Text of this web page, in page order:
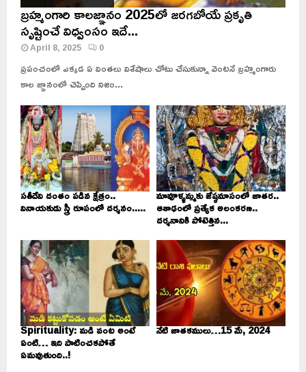
బ్రహ్మంగారి కాలజ్ఞానం 2025లో జరగబోయే ప్రకృతి
సృష్టించే విధ్వంసం ఇదే...
April 8, 2025 0
ప్రపంచంలో ఎక్కడ ఏ వింతలు విశేషాలు చోటు చేసుకున్నా వెంటనే బ్రహ్మంగారు
కాల జ్ఞానంలో చెప్పింది నిజం...
సతీదేవి దంతం పడిన క్షేత్రం..
వినాయకుడు స్త్రీ రూపంలో దర్శనం.....
మావూళ్ళమ్మకు జేష్ఠమాసంలో జాతర..
ఆశాఢంలో ప్రత్యేక అలంకరణ..
దర్శనానికి పోటెత్తిన...
Spirituality: మడి వంట అంటే
ఏంటి… ఇది పాటించకపోతే
ఏమవుతుంది..!
నేటి జాతకములు…15 మే, 2024